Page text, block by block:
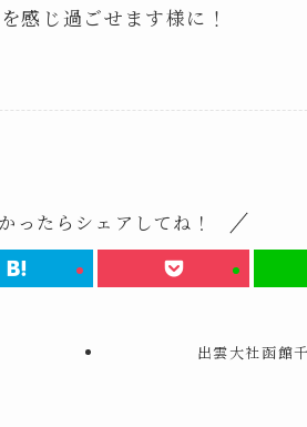
感じ過ごせます様に！
ったらシェアしてね！
出雲大社函館